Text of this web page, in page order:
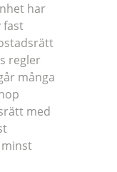
har
fast
regler
många
med